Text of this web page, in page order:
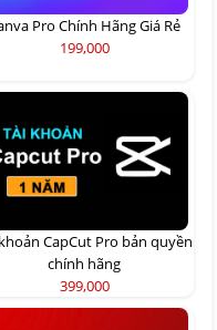
Pro Chính Hãng Giá Rẻ
199,000
CapCut Pro bản quyền
chính hãng
399,000